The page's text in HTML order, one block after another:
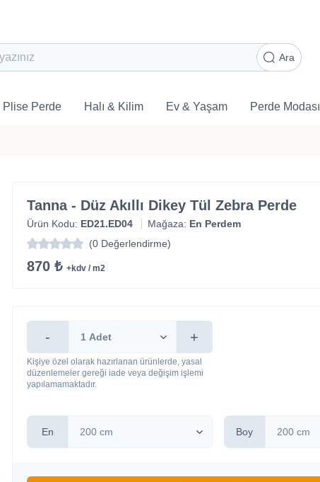
Ara
Plise Perde Halı & Kilim Ev & Yaşam Perde Modası
Tanna - Düz Akıllı Dikey Tül Zebra Perde
Ürün Kodu: ED21.ED04 Mağaza: En Perdem
(0 Değerlendirme)
870 ₺ +kdv / m2
En Boy
- +
Kişiye özel olarak hazırlanan ürünlerde, yasal
düzenlemeler gereği iade veya değişim işlemi
yapılamamaktadır.